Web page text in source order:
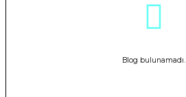
Blog bulunamadı.